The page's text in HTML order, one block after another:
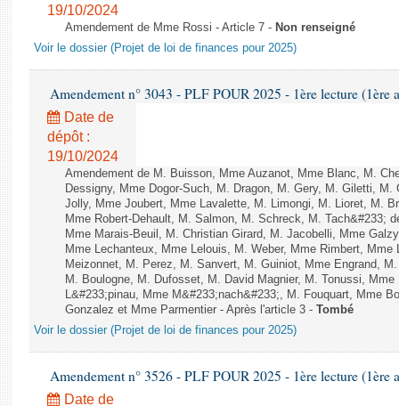
19/10/2024
Amendement de Mme Rossi - Article 7 - Non renseigné
Voir le dossier (Projet de loi de finances pour 2025)
Amendement n° 3043 - PLF POUR 2025 - 1ère lecture (1ère
Date de
dépôt :
19/10/2024
Amendement de M. Buisson, Mme Auzanot, Mme Blanc, M.
Dessigny, Mme Dogor-Such, M. Dragon, M. Gery, M. Giletti,
Jolly, Mme Joubert, Mme Lavalette, M. Limongi, M. Lioret, M.
Mme Robert-Dehault, M. Salmon, M. Schreck, M. Tach&#233;
Mme Marais-Beuil, M. Christian Girard, M. Jacobelli, Mme
Mme Lechanteux, Mme Lelouis, M. Weber, Mme Rimbert,
Meizonnet, M. Perez, M. Sanvert, M. Guiniot, Mme Engrand,
M. Boulogne, M. Dufosset, M. David Magnier, M. Tonussi,
L&#233;pinau, Mme M&#233;nach&#233;, M. Fouquart, Mme
Gonzalez et Mme Parmentier - Après l'article 3 - Tombé
Voir le dossier (Projet de loi de finances pour 2025)
Amendement n° 3526 - PLF POUR 2025 - 1ère lecture (1ère
Date de